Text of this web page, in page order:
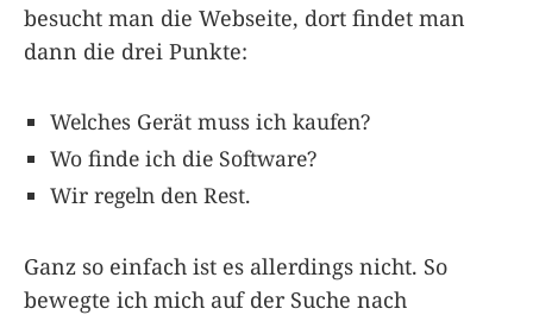
besucht man die Webseite, dort findet man
dann die drei Punkte:
Welches Gerät muss ich kaufen?
Wo finde ich die Software?
Wir regeln den Rest.
Ganz so einfach ist es allerdings nicht. So
bewegte ich mich auf der Suche nach